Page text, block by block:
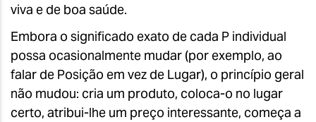
viva e de boa saúde.
Embora o significado exato de cada P individual
possa ocasionalmente mudar (por exemplo, ao
falar de Posição em vez de Lugar), o princípio geral
não mudou: cria um produto, coloca-o no lugar
certo, atribui-lhe um preço interessante, começa a